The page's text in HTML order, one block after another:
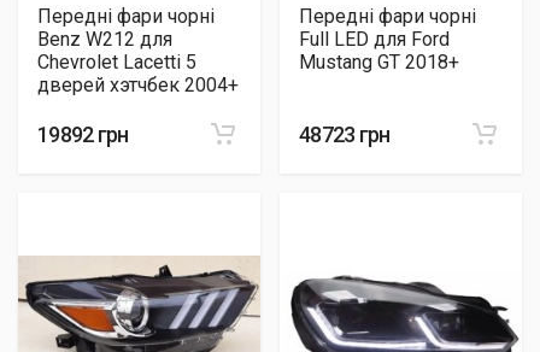
Передні фари чорні
Benz W212 для
Chevrolet Lacetti 5
дверей хэтчбек 2004+
19892 грн
Передні фари чорні
Full LED для Ford
Mustang GT 2018+
48723 грн